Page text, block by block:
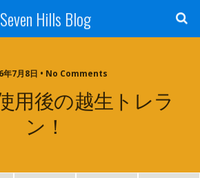
Seven Hills Blog
年7月8日 • No Comments
用後の越生トレラ
ン！